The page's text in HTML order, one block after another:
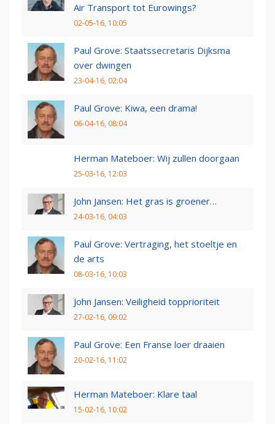
Air Transport tot Eurowings?
02-05-16, 10:05
Paul Grove: Staatssecretaris Dijksma
over dwingen
23-04-16, 02:04
Paul Grove: Kiwa, een drama!
06-04-16, 08:04
Herman Mateboer: Wij zullen doorgaan
25-03-16, 12:03
John Jansen: Het gras is groener…
24-03-16, 04:03
Paul Grove: Vertraging, het stoeltje en
de arts
08-03-16, 10:03
John Jansen: Veiligheid topprioriteit
27-02-16, 09:02
Paul Grove: Een Franse loer draaien
20-02-16, 11:02
Herman Mateboer: Klare taal
15-02-16, 10:02